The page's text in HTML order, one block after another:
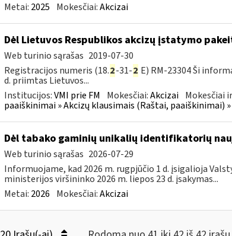
Metai: 2025 Mokesčiai:Akcizai
Dėl Lietuvos Respublikos akcizų įstatymo
Web turinio sąrašas 2019-07-30
Registracijos numeris (18.2-31-2 E) RM-23304 Ši
d. priimtas Lietuvos...
Institucijos:VMI prie FM Mokesčiai:Akcizai Mokesčiai
paaiškinimai » Akcizų klausimais (Raštai, paaiškinimai)
Dėl tabako gaminių unikalių identifikatorių
Web turinio sąrašas 2026-07-29
Informuojame, kad 2026 m. rugpjūčio 1 d. įsigalioja
ministerijos viršininko 2026 m. liepos 23 d. įsakymas...
Metai: 2026 Mokesčiai:Akcizai